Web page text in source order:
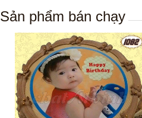
Sản phẩm bán chạy